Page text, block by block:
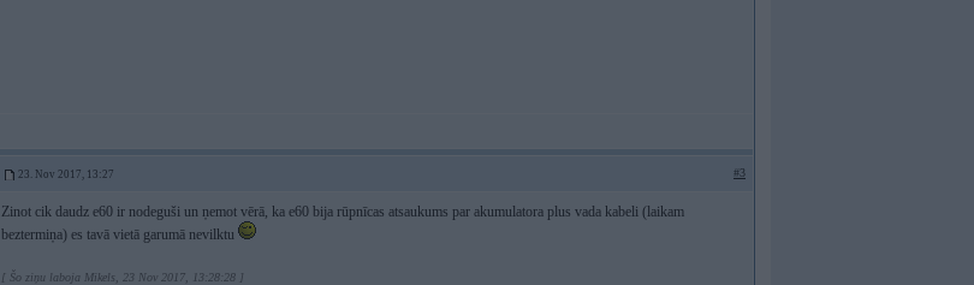
23. Nov 2017, 13:27 #3
Zinot cik daudz e60 ir nodeguši un ņemot vērā, ka e60 bija rūpnīcas atsaukums par akumulatora plus vada kabeli (laikam
beztermiņa) es tavā vietā garumā nevilktu
[ Šo ziņu laboja Mikels, 23 Nov 2017, 13:28:28 ]